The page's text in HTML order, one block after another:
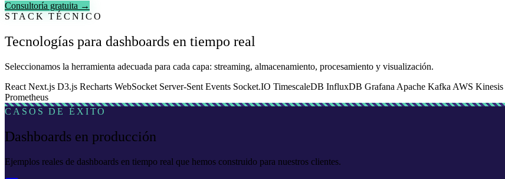
Consultoría gratuita →
STACK TÉCNICO
Tecnologías para dashboards en tiempo real
Seleccionamos la herramienta adecuada para cada capa: streaming, almacenamiento, procesamiento y visualización.
React Next.js D3.js Recharts WebSocket Server-Sent Events Socket.IO TimescaleDB InfluxDB Grafana Apache Kafka AWS Kinesis
Prometheus
CASOS DE ÉXITO
Dashboards en producción
Ejemplos reales de dashboards en tiempo real que hemos construido para nuestros clientes.